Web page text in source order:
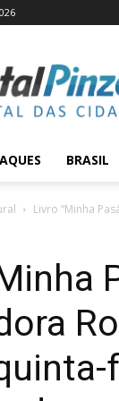
BRASIL
Livro “Minha